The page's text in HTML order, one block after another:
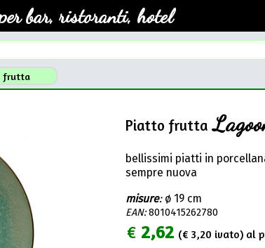
bar, ristoranti, hotel
frutta
Piatto frutta
bellissimi piatti in
sempre nuova
misure: ø 19 cm
EAN:8010415262780
€ 2,62 (€ 3,20 ivato) al